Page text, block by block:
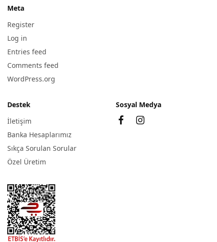
Meta
Register
Log in
Entries feed
Comments feed
WordPress.org
Destek
İletişim
Banka Hesaplarımız
Sıkça Sorulan Sorular
Özel Üretim
Sosyal Medya